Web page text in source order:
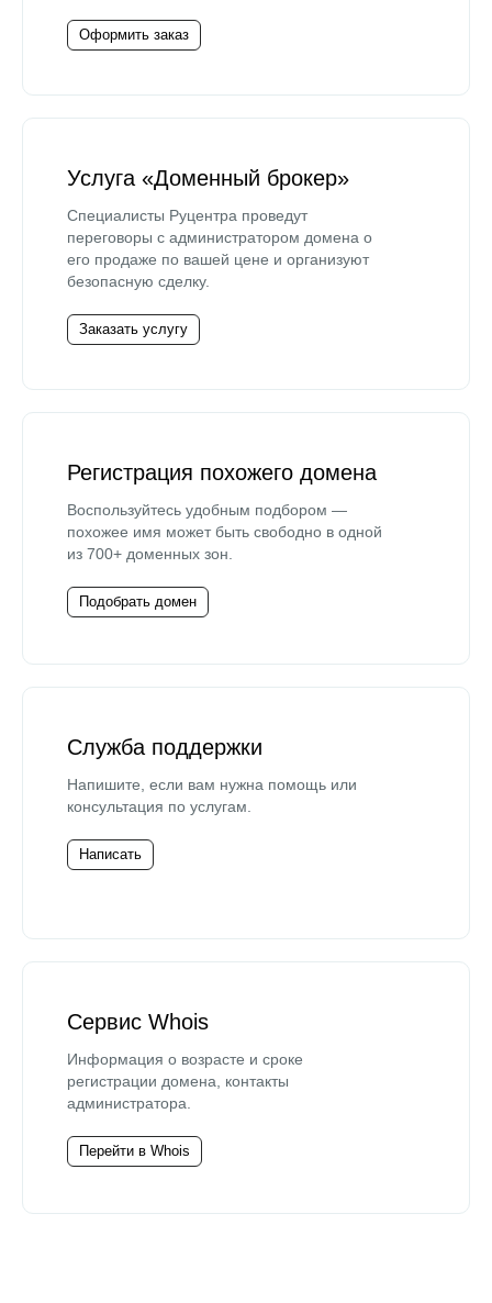
Оформить заказ
Услуга «Доменный брокер»
Специалисты Руцентра проведут
переговоры с администратором домена о
его продаже по вашей цене и организуют
безопасную сделку.
Заказать услугу
Регистрация похожего домена
Воспользуйтесь удобным подбором —
похожее имя может быть свободно в одной
из 700+ доменных зон.
Подобрать домен
Служба поддержки
Напишите, если вам нужна помощь или
консультация по услугам.
Написать
Сервис Whois
Информация о возрасте и сроке
регистрации домена, контакты
администратора.
Перейти в Whois